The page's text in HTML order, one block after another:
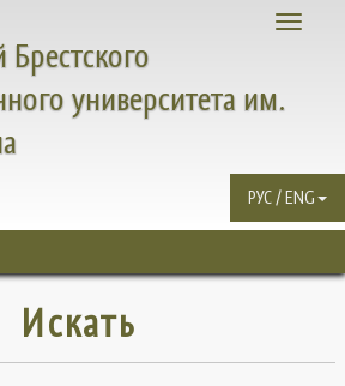
Toggle
университета им.
РУС / ENG
Искать